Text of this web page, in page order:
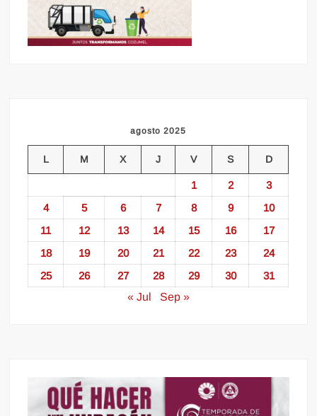
agosto 2025
L M X J V S D
1 2
3
4
5 6 7 8 9
10
11
12 13 14 15 16
17
18
19 20 21 22 23
24
25
26 27 28 29 30
31
« Jul
Sep »